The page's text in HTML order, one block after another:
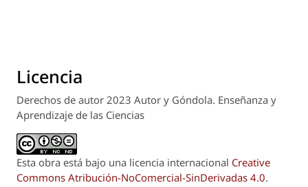
Licencia
Derechos de autor 2023 Autor y Góndola. Enseñanza y
Aprendizaje de las Ciencias
Esta obra está bajo una licencia internacional Creative
Commons Atribución-NoComercial-SinDerivadas 4.0.